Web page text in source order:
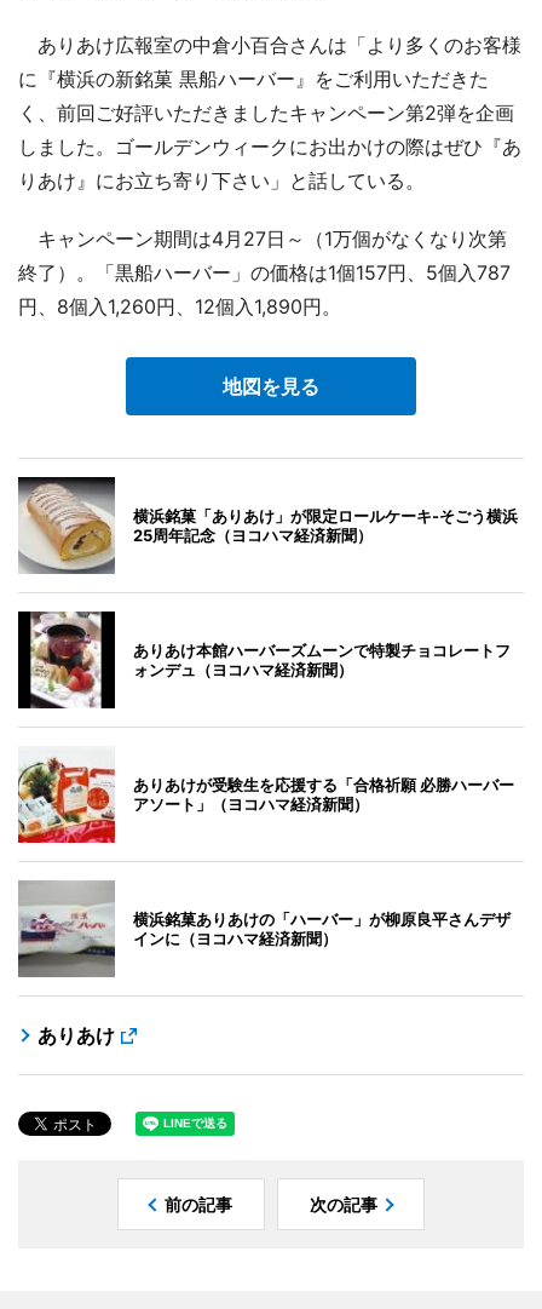
ありあけ広報室の中倉小百合さんは「より多くのお客様
に『横浜の新銘菓 黒船ハーバー』をご利用いただきた
く、前回ご好評いただきましたキャンペーン第2弾を企画
しました。ゴールデンウィークにお出かけの際はぜひ『あ
りあけ』にお立ち寄り下さい」と話している。
キャンペーン期間は4月27日～（1万個がなくなり次第
終了）。「黒船ハーバー」の価格は1個157円、5個入787
円、8個入1,260円、12個入1,890円。
地図を見る
横浜銘菓「ありあけ」が限定ロールケーキ-そごう横浜
25周年記念（ヨコハマ経済新聞）
ありあけ本館ハーバーズムーンで特製チョコレートフ
ォンデュ（ヨコハマ経済新聞）
ありあけが受験生を応援する「合格祈願 必勝ハーバー
アソート」（ヨコハマ経済新聞）
横浜銘菓ありあけの「ハーバー」が柳原良平さんデザ
インに（ヨコハマ経済新聞）
ありあけ
前の記事 次の記事